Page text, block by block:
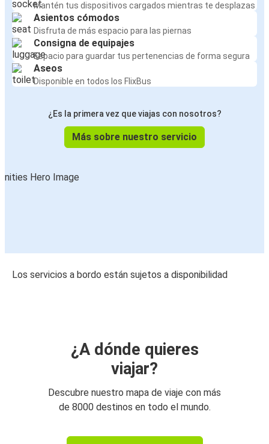
Mantén tus dispositivos cargados mientras te desplazas
Asientos cómodos
Disfruta de más espacio para las piernas
Consigna de equipajes
Espacio para guardar tus pertenencias de forma segura
Aseos
Disponible en todos los FlixBus
¿Es la primera vez que viajas con nosotros?
Más sobre nuestro servicio
Los servicios a bordo están sujetos a disponibilidad
¿A dónde quieres
viajar?
Descubre nuestro mapa de viaje con más
de 8000 destinos en todo el mundo.